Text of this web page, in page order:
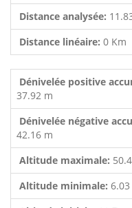
Distance analysée:
Distance linéaire: 0 Km
Dénivelée positive
37.92 m
Dénivelée négative
42.16 m
Altitude maximale:
Altitude minimale: